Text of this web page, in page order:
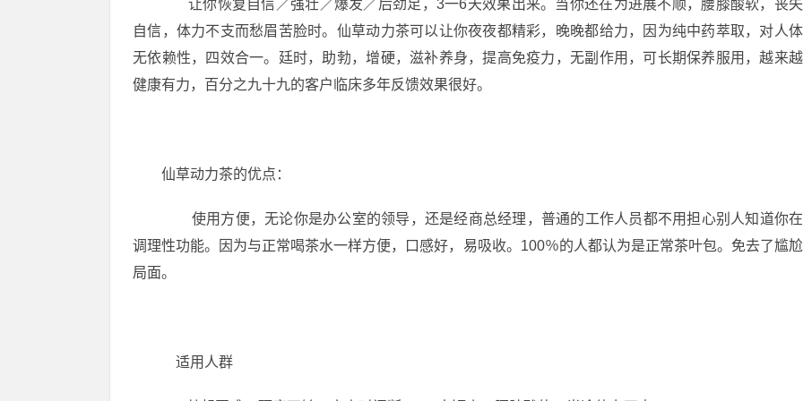
让你恢复自信／强壮／爆发／后劲足，3一6天效果出来。当你还在为进展不顺，腰膝酸软，丧失
自信，体力不支而愁眉苦脸时。仙草动力茶可以让你夜夜都精彩，晚晚都给力，因为纯中药萃取，对人体
无依赖性，四效合一。廷时，助勃，增硬，滋补养身，提高免疫力，无副作用，可长期保养服用，越来越
健康有力，百分之九十九的客户临床多年反馈效果很好。
仙草动力茶的优点：
使用方便，无论你是办公室的领导，还是经商总经理，普通的工作人员都不用担心别人知道你在
调理性功能。因为与正常喝茶水一样方便，口感好，易吸收。100％的人都认为是正常茶叶包。免去了尴尬
局面。
适用人群